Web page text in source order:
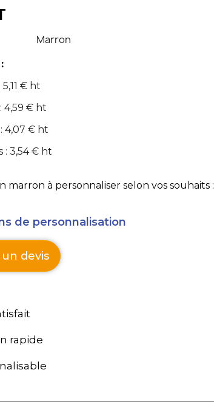
Marron
€ ht
4,59 € ht
4,07 € ht
: 3,54 € ht
marron à personnaliser selon vos souhaits :
de personnalisation
devis
rapide